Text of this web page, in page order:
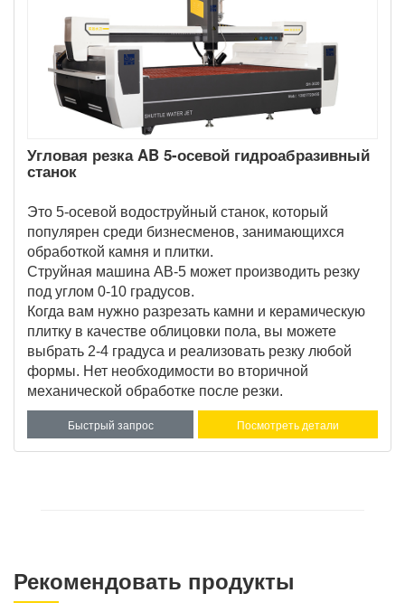
Угловая резка AB 5-осевой гидроабразивный
станок
Это 5-осевой водоструйный станок, который
популярен среди бизнесменов, занимающихся
обработкой камня и плитки.
Струйная машина AB-5 может производить резку
под углом 0-10 градусов.
Когда вам нужно разрезать камни и керамическую
плитку в качестве облицовки пола, вы можете
выбрать 2-4 градуса и реализовать резку любой
формы. Нет необходимости во вторичной
механической обработке после резки.
Быстрый запрос Посмотреть детали
Рекомендовать продукты